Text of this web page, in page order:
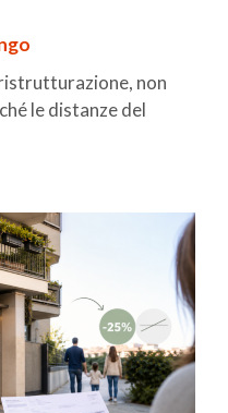
non
le distanze del